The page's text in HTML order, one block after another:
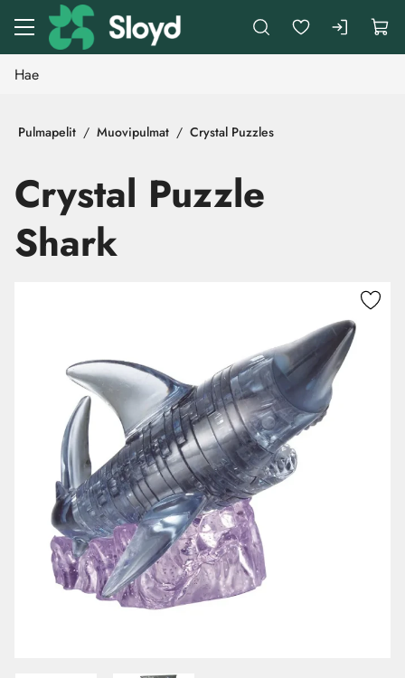
Siirry pääsisältöön
Pulmapelit Muovipulmat Crystal Puzzles
Crystal Puzzle
Shark